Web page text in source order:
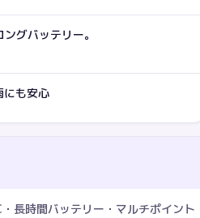
グバッテリー。
にも安心
長時間バッテリー・マルチポイント